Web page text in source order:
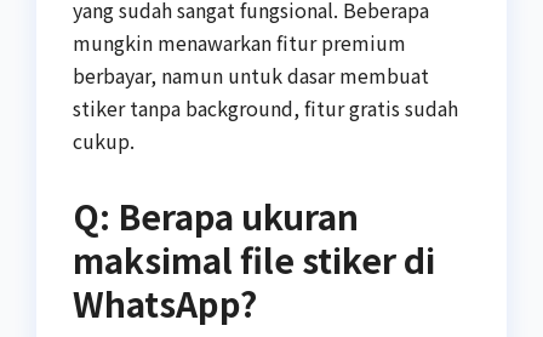
yang sudah sangat fungsional. Beberapa
mungkin menawarkan fitur premium
berbayar, namun untuk dasar membuat
stiker tanpa background, fitur gratis sudah
cukup.
Q: Berapa ukuran
maksimal file stiker di
WhatsApp?